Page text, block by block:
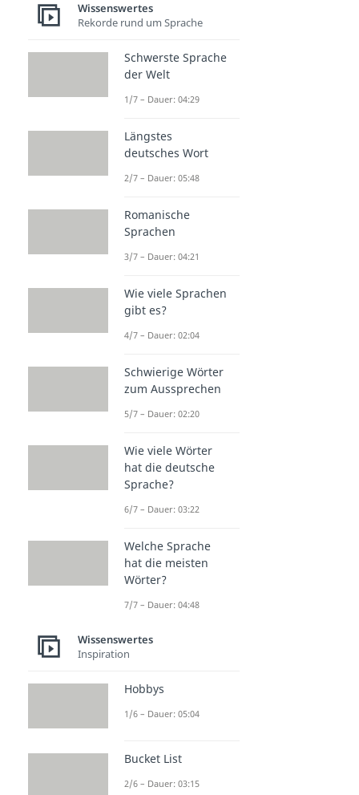
Wissenswertes
Rekorde rund um Sprache
Schwerste Sprache
der Welt
1/7 – Dauer: 04:29
Längstes
deutsches Wort
2/7 – Dauer: 05:48
Romanische
Sprachen
3/7 – Dauer: 04:21
Wie viele Sprachen
gibt es?
4/7 – Dauer: 02:04
Schwierige Wörter
zum Aussprechen
5/7 – Dauer: 02:20
Wie viele Wörter
hat die deutsche
Sprache?
6/7 – Dauer: 03:22
Welche Sprache
hat die meisten
Wörter?
7/7 – Dauer: 04:48
Wissenswertes
Inspiration
Hobbys
1/6 – Dauer: 05:04
Bucket List
2/6 – Dauer: 03:15